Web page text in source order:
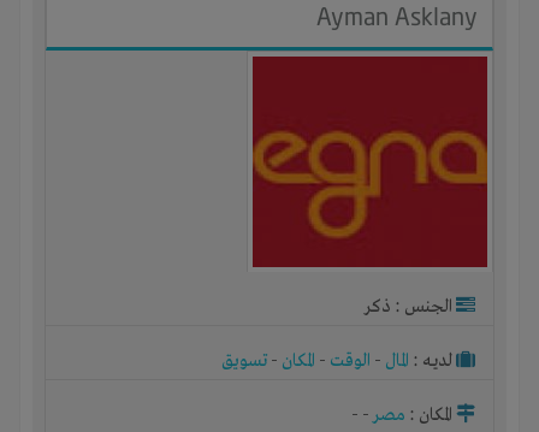
Ayman Asklany
الجنس : ذكر
لديـه : المال - الوقت - المكان - تسويق
المكان : مصر-
-